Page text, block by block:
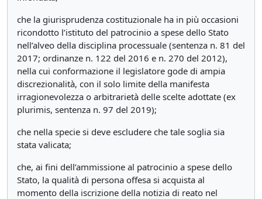
che la giurisprudenza costituzionale ha in più occasioni
ricondotto l’istituto del patrocinio a spese dello Stato
nell’alveo della disciplina processuale (sentenza n. 81 del
2017; ordinanze n. 122 del 2016 e n. 270 del 2012),
nella cui conformazione il legislatore gode di ampia
discrezionalità, con il solo limite della manifesta
irragionevolezza o arbitrarietà delle scelte adottate (ex
plurimis, sentenza n. 97 del 2019);
che nella specie si deve escludere che tale soglia sia
stata valicata;
che, ai fini dell’ammissione al patrocinio a spese dello
Stato, la qualità di persona offesa si acquista al
momento della iscrizione della notizia di reato nel